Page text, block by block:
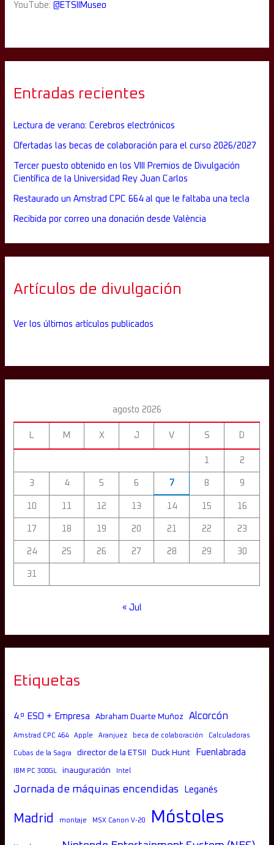
YouTube:@ETSIIMuseo
Entradas recientes
Lectura de verano: Cerebros electrónicos
Ofertadas las becas de colaboración para el curso 2026/2027
Tercer puesto obtenido en los VIII Premios de Divulgación
Científica de la Universidad Rey Juan Carlos
Restaurado un Amstrad CPC 664 al que le faltaba una tecla
Recibida por correo una donación desde València
Artículos de divulgación
Ver los últimos artículos publicados
agosto 2026
M X J V S D
1 2
3 4 5 6 7 8 9
10 11 12 13 14 15 16
17 18 19 20 21 22 23
24 25 26 27 28 29 30
31
« Jul
Etiquetas
4.º ESO + Empresa Abraham Duarte Muñoz Alcorcón
Amstrad CPC 464 Apple Aranjuez beca de colaboración Calculadoras
Cubas de la Sagra director de la ETSII Duck Hunt Fuenlabrada
IBM PC 300GL inauguración Intel
Jornada de máquinas encendidas Leganés
Madrid montaje MSX Canon V-20 Móstoles